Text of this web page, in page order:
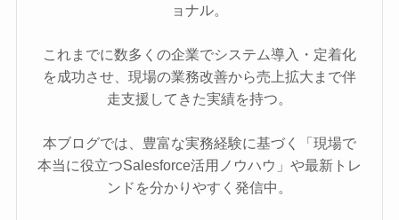
ョナル。
これまでに数多くの企業でシステム導入・定着化
を成功させ、現場の業務改善から売上拡大まで伴
走支援してきた実績を持つ。
本ブログでは、豊富な実務経験に基づく「現場で
本当に役立つSalesforce活用ノウハウ」や最新トレ
ンドを分かりやすく発信中。